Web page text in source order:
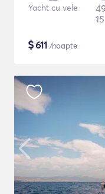
Yacht cu vele
$611 /noapte